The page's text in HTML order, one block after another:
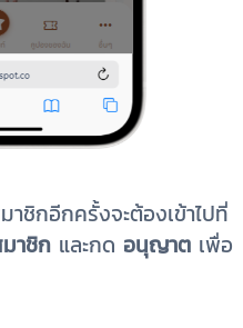
ชิกอีกครั้งจะต้องเข้าไปที่
าชิก และกด อนุญาต เพื่อ